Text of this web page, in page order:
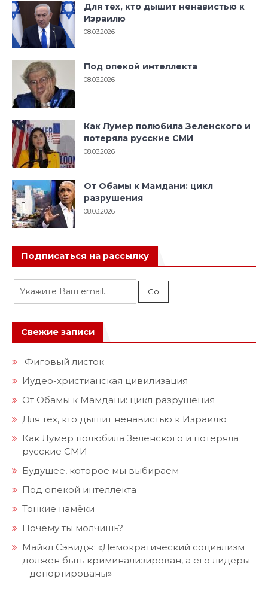
Для тех, кто дышит ненавистью к
Израилю
08.03.2026
Под опекой интеллекта
08.03.2026
Как Лумер полюбила Зеленского и
потеряла русские СМИ
08.03.2026
От Обамы к Мамдани: цикл
разрушения
08.03.2026
Подписаться на рассылку
Свежие записи
Фиговый листок
Иудео-христианская цивилизация
От Обамы к Мамдани: цикл разрушения
Для тех, кто дышит ненавистью к Израилю
Как Лумер полюбила Зеленского и потеряла
русские СМИ
Будущее, которое мы выбираем
Под опекой интеллекта
Тонкие намёки
Почему ты молчишь?
Майкл Сэвидж: «Демократический социализм
должен быть криминализирован, а его лидеры
– депортированы»